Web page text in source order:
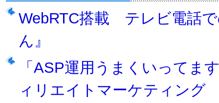
WebRTC搭載 テレビ電話
ん』
「ASP運用うまくいってま
ィリエイトマーケティング